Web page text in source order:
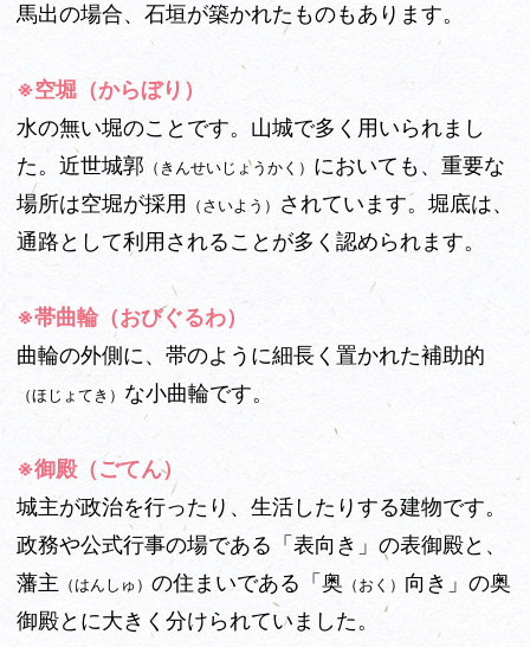
馬出の場合、石垣が築かれたものもあります。
※空堀（からぼり）
水の無い堀のことです。山城で多く用いられまし
た。近世城郭 （きんせいじょうかく） においても、重要な
場所は空堀が採用
（さいよう）
されています。堀底は、
通路として利用されることが多く認められます。
※帯曲輪（おびぐるわ）
曲輪の外側に、帯のように細長く置かれた補助的
（ほじょてき） な小曲輪です。
※御殿（ごてん）
城主が政治を行ったり、生活したりする建物です。
政務や公式行事の場である「表向き」の表御殿と、
藩主 （はんしゅ） の住まいである「奥 （おく） 向き」の奥
御殿とに大きく分けられていました。